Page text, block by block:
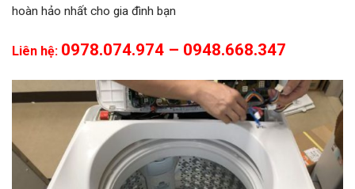
hoàn hảo nhất cho gia đình bạn
Liên hệ: 0978.074.974 – 0948.668.347